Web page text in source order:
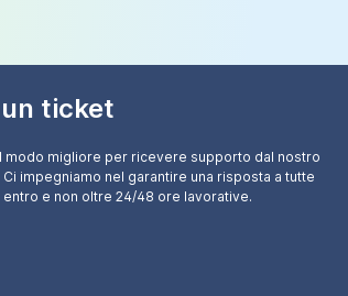
ticket
modo migliore per ricevere supporto dal nostro
impegniamo nel garantire una risposta a tutte
e non oltre 24/48 ore lavorative.